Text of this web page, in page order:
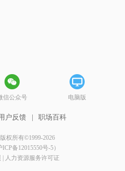
信公众号 电脑版
户反馈 职场百科
权所有©1999-2026
备12015550号-5）
人力资源服务许可证